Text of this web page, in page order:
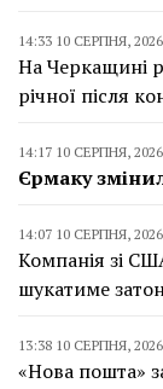
14:33 10 СЕРПНЯ, 2026
На Черкащині
річної після
14:17 10 СЕРПНЯ, 2026
Єрмаку
14:07 10 СЕРПНЯ, 2026
Компанія зі
шукатиме
13:38 10 СЕРПНЯ, 2026
«Нова пошта»